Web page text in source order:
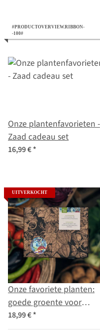
#PRODUCTOVERVIEW.RIBBON-
-100#
Onze plantenfavorieten -
Zaad cadeau set
16,99 €*
UITVERKOCHT
Onze favoriete planten:
goede groente voor
zelfverzorgers (bio) -
zaad-cadeau set
18,99 €*